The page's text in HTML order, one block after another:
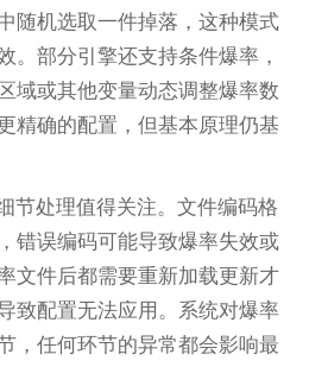
随机选取一件掉落，这种模式
。部分引擎还支持条件爆率，
域或其他变量动态调整爆率数
精确的配置，但基本原理仍基
节处理值得关注。文件编码格
错误编码可能导致爆率失效或
文件后都需要重新加载更新才
致配置无法应用。系统对爆率
，任何环节的异常都会影响最